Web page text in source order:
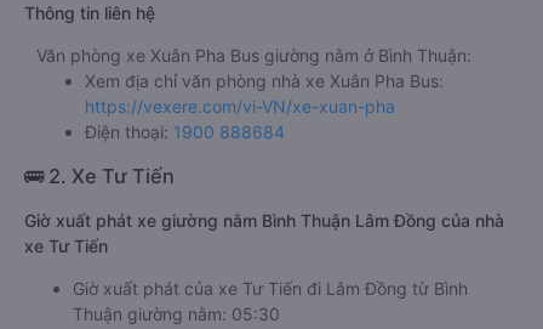
Thông tin liên hệ
Văn phòng xe Xuân Pha Bus giường nằm ở Bình Thuận:
Xem địa chỉ văn phòng nhà xe Xuân Pha Bus:
https://vexere.com/vi-VN/xe-xuan-pha
Điện thoại: 1900 888684
🚌 2. Xe Tư Tiến
Giờ xuất phát xe giường nằm Bình Thuận Lâm Đồng của nhà
xe Tư Tiến
Giờ xuất phát của xe Tư Tiến đi Lâm Đồng từ Bình
Thuận giường nằm: 05:30